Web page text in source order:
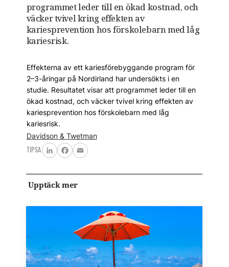
programmet leder till en ökad kostnad, och
väcker tvivel kring effekten av
kariesprevention hos förskolebarn med låg
kariesrisk.
Effekterna av ett kariesförebyggande program för
2–3-åringar på Nordirland har undersökts i en
studie. Resultatet visar att programmet leder till en
ökad kostnad, och väcker tvivel kring effekten av
kariesprevention hos förskolebarn med låg
kariesrisk.
Davidson & Twetman
TIPSA
LinkedInFacebook
Email
Upptäck mer